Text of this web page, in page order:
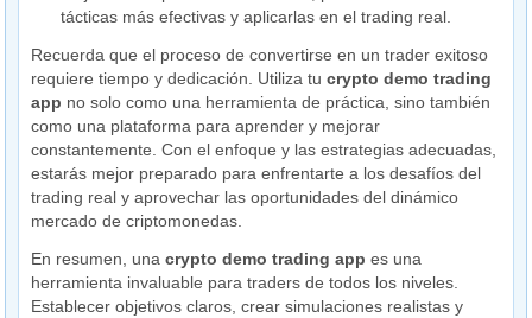
tácticas más efectivas y aplicarlas en el trading real.
Recuerda que el proceso de convertirse en un trader exitoso
requiere tiempo y dedicación. Utiliza tucrypto demo trading
app no solo como una herramienta de práctica, sino también
como una plataforma para aprender y mejorar
constantemente. Con el enfoque y las estrategias adecuadas,
estarás mejor preparado para enfrentarte a los desafíos del
trading real y aprovechar las oportunidades del dinámico
mercado de criptomonedas.
En resumen, unacrypto demo trading app es una
herramienta invaluable para traders de todos los niveles.
Establecer objetivos claros, crear simulaciones realistas y